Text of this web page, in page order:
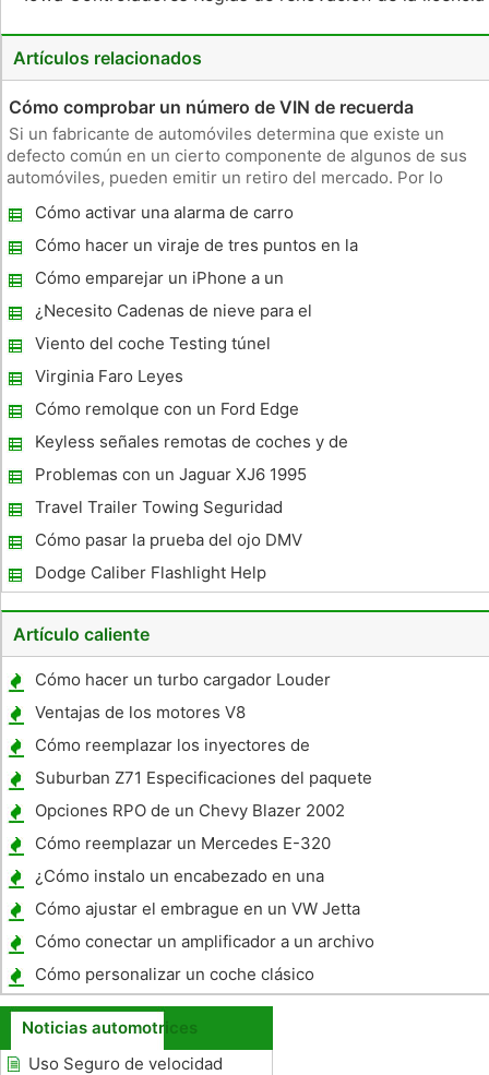
Artículos relacionados
Cómo comprobar un número de VIN de recuerda
Si un fabricante de automóviles determina que existe un
defecto común en un cierto componente de algunos de sus
automóviles, pueden emitir un retiro del mercado. Por lo
vehículo retirado tiene derecho a una reparación o reemplazo
sin cargo.
Cómo activar una alarma de carro
Cómo hacer un viraje de tres puntos en la
Prueba de conducción
Cómo emparejar un iPhone a un
¿Necesito Cadenas de nieve para el
Grapevine California?
Viento del coche Testing túnel
Virginia Faro Leyes
Cómo remolque con un Ford Edge
Keyless señales remotas de coches y de
Seguridad
Problemas con un Jaguar XJ6 1995
Travel Trailer Towing Seguridad
Cómo pasar la prueba del ojo DMV
Dodge Caliber Flashlight Help
Artículo caliente
Cómo hacer un turbo cargador Louder
Ventajas de los motores V8
Cómo reemplazar los inyectores de
combustible en 1ZZ FE
Suburban Z71 Especificaciones del paquete
Opciones RPO de un Chevy Blazer 2002
Cómo reemplazar un Mercedes E-320
Batería
¿Cómo instalo un encabezado en una
Blazer K5?
Cómo ajustar el embrague en un VW Jetta
1996
Cómo conectar un amplificador a un archivo
estéreo
Cómo personalizar un coche clásico
Noticias automotrices
Uso Seguro de velocidad